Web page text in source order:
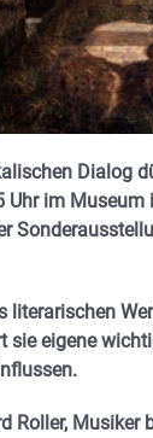
Dialog
Uhr im
literarischen
eigene
Roller, Musiker